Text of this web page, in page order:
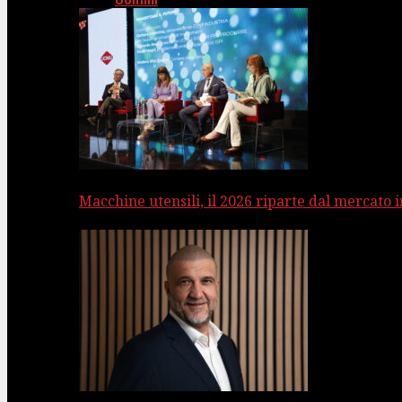
Macchine utensili, il 2026 riparte dal mercato